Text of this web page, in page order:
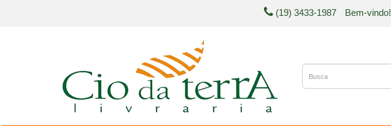
(19) 3433-1987 Bem-vindo!